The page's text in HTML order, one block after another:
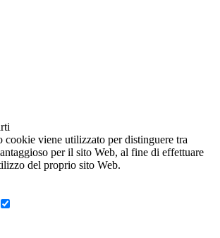
cookie viene utilizzato per distinguere tra
per il sito Web, al fine di effettuare
del proprio sito Web.